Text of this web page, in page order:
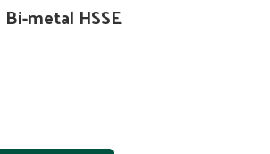
metal HSSE